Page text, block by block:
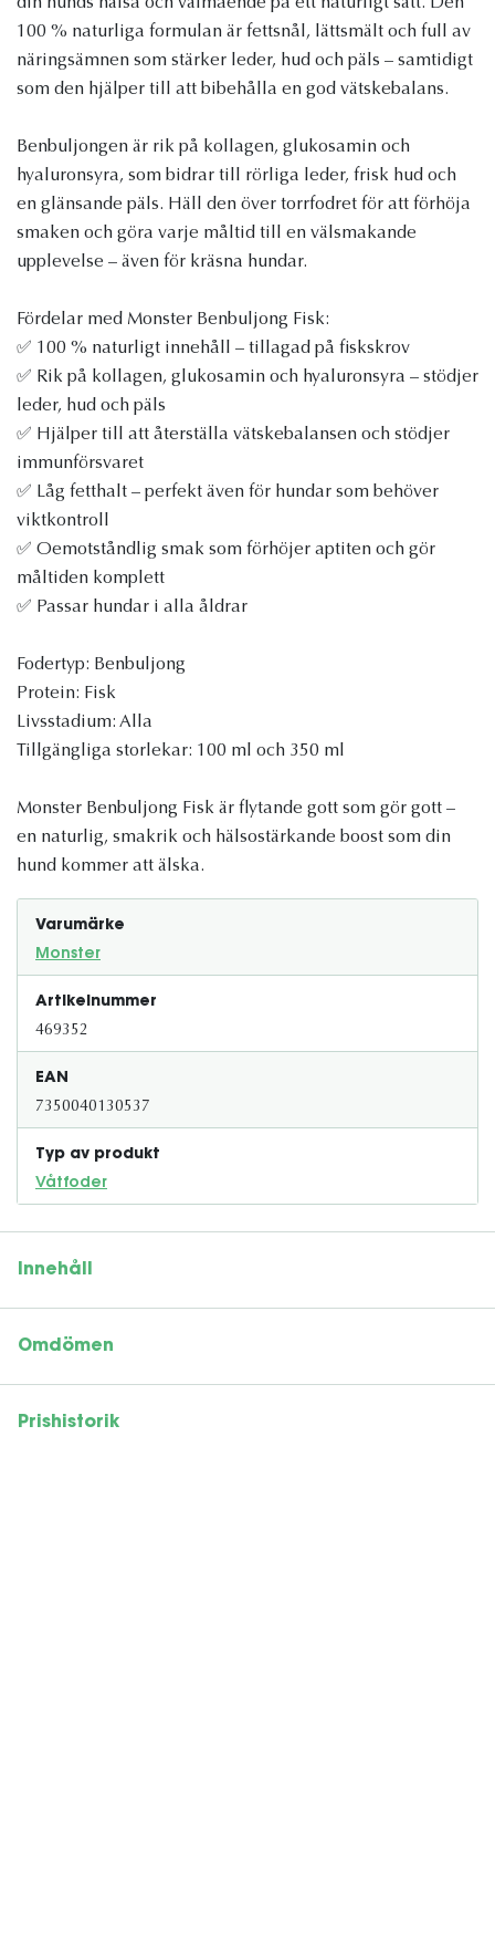
100 % naturliga formulan är fettsnål, lättsmält och full av
näringsämnen som stärker leder, hud och päls – samtidigt
som den hjälper till att bibehålla en god vätskebalans.
Benbuljongen är rik på kollagen, glukosamin och
hyaluronsyra, som bidrar till rörliga leder, frisk hud och
en glänsande päls. Häll den över torrfodret för att förhöja
smaken och göra varje måltid till en välsmakande
upplevelse – även för kräsna hundar.
Fördelar med Monster Benbuljong Fisk:
✅ 100 % naturligt innehåll – tillagad på fiskskrov
✅ Rik på kollagen, glukosamin och hyaluronsyra – stödjer
leder, hud och päls
✅ Hjälper till att återställa vätskebalansen och stödjer
immunförsvaret
✅ Låg fetthalt – perfekt även för hundar som behöver
viktkontroll
✅ Oemotståndlig smak som förhöjer aptiten och gör
måltiden komplett
✅ Passar hundar i alla åldrar
Fodertyp: Benbuljong
Protein: Fisk
Livsstadium: Alla
Tillgängliga storlekar: 100 ml och 350 ml
Monster Benbuljong Fisk är flytande gott som gör gott –
en naturlig, smakrik och hälsostärkande boost som din
hund kommer att älska.
Varumärke
Monster
Artikelnummer
469352
EAN
7350040130537
Typ av produkt
Våtfoder
Innehåll
Omdömen
Prishistorik